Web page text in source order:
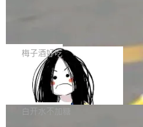
提交的编辑请求也长期处于待处理状
pedia 于去年底上线，定位为由人工
容的百科平台，被马斯克视为传统众
维基百科的替代方案。Lawfare 调
热门页面还是低关注度页面，均未
是这样的：配 MessageSource 的
声明 LocaleResolver、注册
erceptor…五六步之后才能看到第一
本。 Solon 换了个方式。整个 i18n
梅子酒好吃
Apache Doris 4.1 全面增强
支持 UPDATE、MERGE INTO
erg V3
Apache Doris 4.1 要补齐的，正是
半。在已有查询能力的基础上，
白开水不加糖